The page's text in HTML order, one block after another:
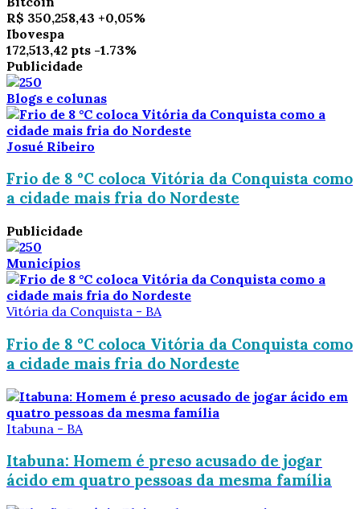
R$ 350,258,43 +0,05%
Ibovespa
172,513,42 pts -1.73%
Publicidade
Blogs e colunas
Josué Ribeiro
Frio de 8 °C coloca Vitória da Conquista como
a cidade mais fria do Nordeste
Publicidade
Municípios
Vitória da Conquista - BA
Frio de 8 °C coloca Vitória da Conquista como
a cidade mais fria do Nordeste
Itabuna - BA
Itabuna: Homem é preso acusado de jogar
ácido em quatro pessoas da mesma família